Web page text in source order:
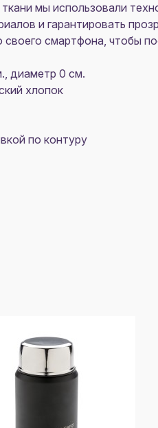
мы использовали
и гарантировать
своего смартфона,
диаметр 0 см.
хлопок
по контуру